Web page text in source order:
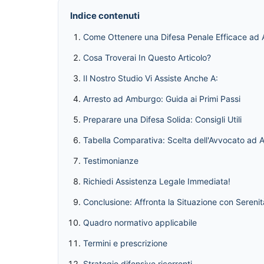
Indice contenuti
Come Ottenere una Difesa Penale Efficace ad
Cosa Troverai In Questo Articolo?
Il Nostro Studio Vi Assiste Anche A:
Arresto ad Amburgo: Guida ai Primi Passi
Preparare una Difesa Solida: Consigli Utili
Tabella Comparativa: Scelta dell'Avvocato ad
Testimonianze
Richiedi Assistenza Legale Immediata!
Conclusione: Affronta la Situazione con
Quadro normativo applicabile
Termini e prescrizione